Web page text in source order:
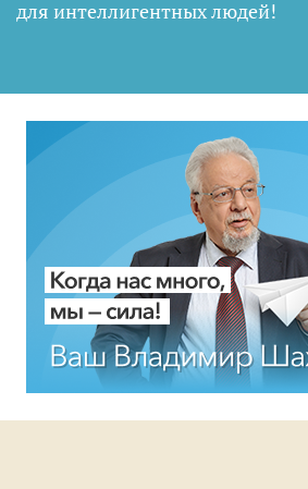
для интеллигентных людей!